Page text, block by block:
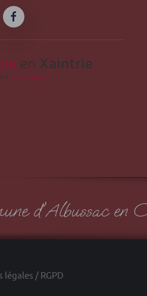
d'Albussac en
légales / RGPD